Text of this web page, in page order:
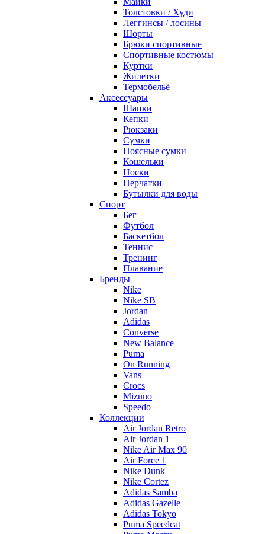
Толстовки / Худи
Леггинсы / лосины
Шорты
Брюки спортивные
Спортивные костюмы
Куртки
Жилетки
Термобельё
Аксессуары
Шапки
Кепки
Рюкзаки
Сумки
Поясные сумки
Кошельки
Носки
Перчатки
Бутылки для воды
Спорт
Бег
Футбол
Баскетбол
Теннис
Тренинг
Плавание
Бренды
Nike
Nike SB
Jordan
Adidas
Converse
New Balance
Puma
On Running
Vans
Crocs
Mizuno
Speedo
Коллекции
Air Jordan Retro
Air Jordan 1
Nike Air Max 90
Air Force 1
Nike Dunk
Nike Cortez
Adidas Samba
Adidas Gazelle
Adidas Tokyo
Puma Speedcat